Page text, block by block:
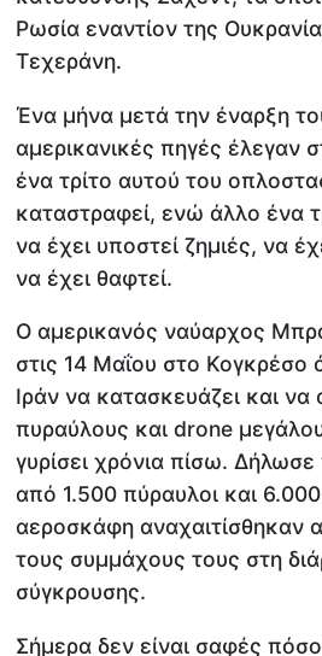
Ρωσία εναντίον της
Τεχεράνη.
Ένα μήνα μετά την έναρξη
αμερικανικές πηγές έλεγαν
ένα τρίτο αυτού του
καταστραφεί, ενώ άλλο ένα
να έχει υποστεί ζημιές, να
να έχει θαφτεί.
Ο αμερικανός ναύαρχος
στις 14 Μαΐου στο Κογκρέσο
Ιράν να κατασκευάζει και να
πυραύλους και drone
γυρίσει χρόνια πίσω.
από 1.500 πύραυλοι και
αεροσκάφη αναχαιτίσθηκαν
τους συμμάχους τους στη
σύγκρουσης.
Σήμερα δεν είναι σαφές